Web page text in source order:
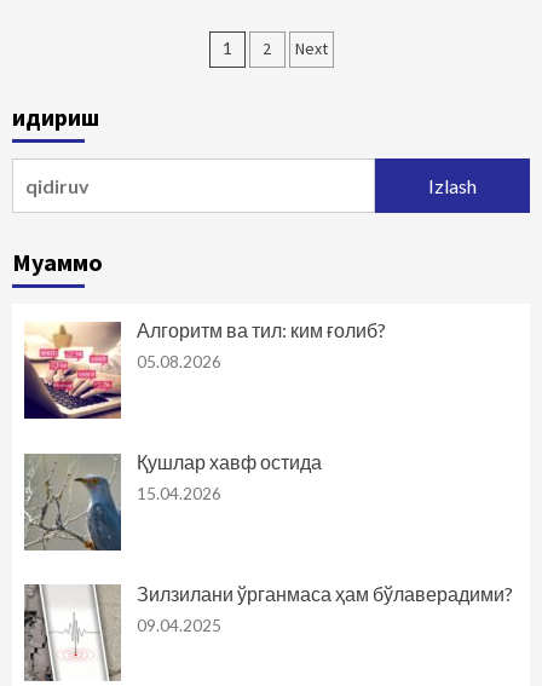
Maqolalar
1 2 Next
Қидириш
Муаммо
Алгоритм ва тил: ким ғолиб?
05.08.2026
Қушлар хавф остида
15.04.2026
Зилзилани ўрганмаса ҳам бўлаверадими?
09.04.2025